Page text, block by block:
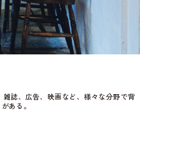
誌、広告、映画など、様々な分野で背
ある。